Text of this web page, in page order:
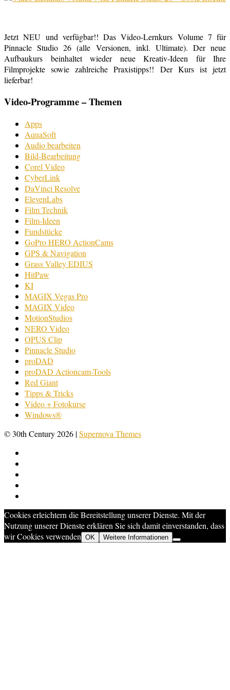
Jetzt NEU und verfügbar!! Das Video-Lernkurs Volume 7 für
Pinnacle Studio 26 (alle Versionen, inkl. Ultimate). Der neue
Aufbaukurs beinhaltet wieder neue Kreativ-Ideen für Ihre
Filmprojekte sowie zahlreiche Praxistipps!! Der Kurs ist jetzt
lieferbar!
Video-Programme – Themen
Apps
AquaSoft
Audio bearbeiten
Bild-Bearbeitung
Corel Video
CyberLink
DaVinci Resolve
ElevenLabs
Film Technik
Film-Ideen
Fundstücke
GoPro HERO ActionCams
GPS & Navigation
Grass Valley EDIUS
HitPaw
KI
MAGIX Vegas Pro
MAGIX Video
MotionStudios
NERO Video
OPUS Clip
Pinnacle Studio
proDAD
proDAD Actioncam-Tools
Red Giant
Tipps & Tricks
Video + Fotokurse
Windows®
© 30th Century 2026 |Supernova Themes
Cookies erleichtern die Bereitstellung unserer Dienste. Mit der
Nutzung unserer Dienste erklären Sie sich damit einverstanden, dass
wir Cookies verwenden OK Weitere Informationen